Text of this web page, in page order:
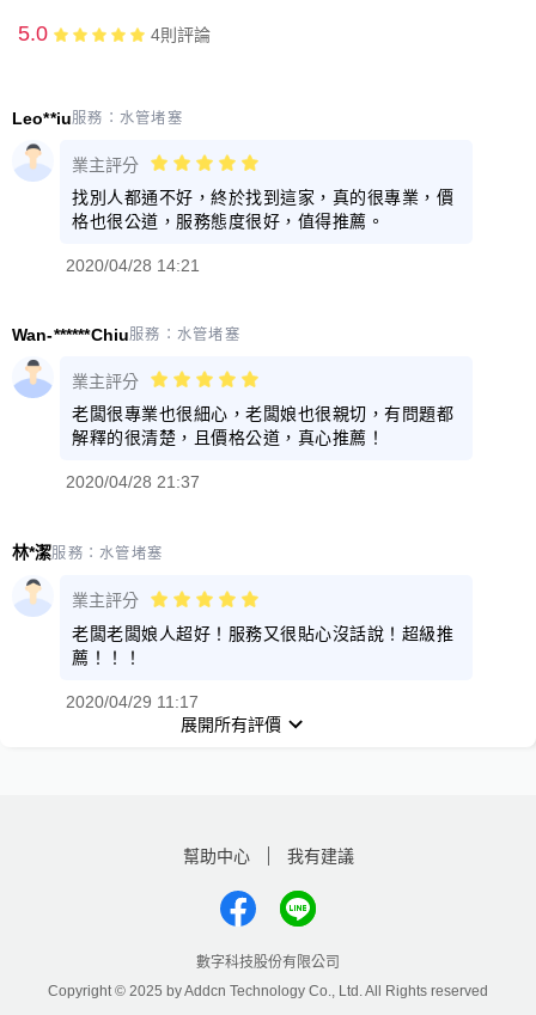
5.0 4則評論
Leo**iu服務： 水管堵塞
業主評分
找別人都通不好，終於找到這家，真的很專業，價
格也很公道，服務態度很好，值得推薦。
2020/04/28 14:21
Wan-******Chiu服務： 水管堵塞
業主評分
老闆很專業也很細心，老闆娘也很親切，有問題都
解釋的很清楚，且價格公道，真心推薦！
2020/04/28 21:37
林*潔服務： 水管堵塞
業主評分
老闆老闆娘人超好！服務又很貼心沒話說！超級推
薦！！！
2020/04/29 11:17
展開所有評價
幫助中心 我有建議
數字科技股份有限公司
Copyright © 2025 by Addcn Technology Co., Ltd. All Rights reserved